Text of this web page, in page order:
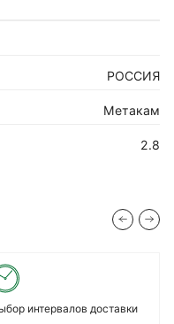
РОССИЯ
Метакам
2.8
интервалов доставки